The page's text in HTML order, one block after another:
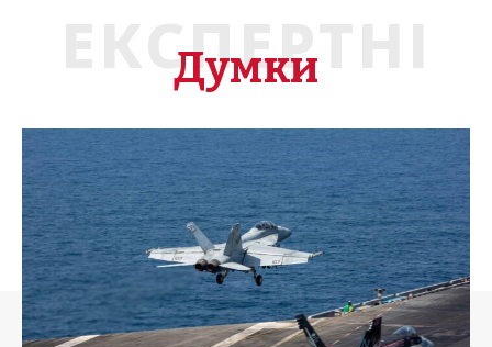
ЕКСПЕРТНІ
Думки